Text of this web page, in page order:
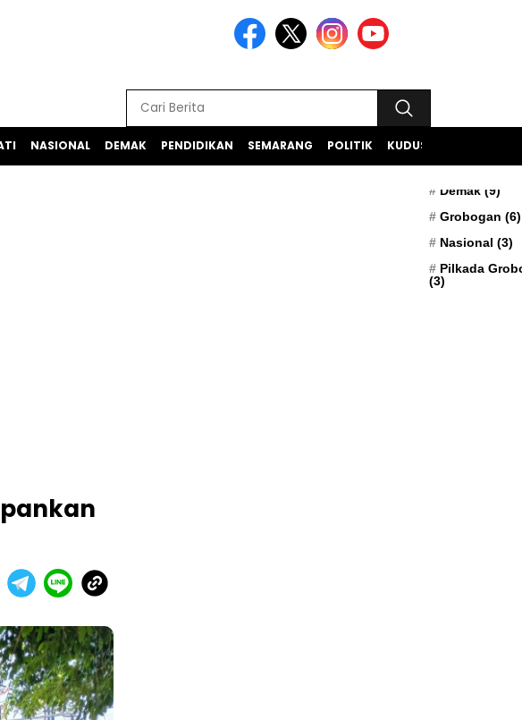
NASIONAL DEMAK PENDIDIKAN SEMARANG POLITIK KUDUS
Apresiasi(5)
Demak (9)
Grobogan (6)
Nasional (3)
Pilkada
(3)